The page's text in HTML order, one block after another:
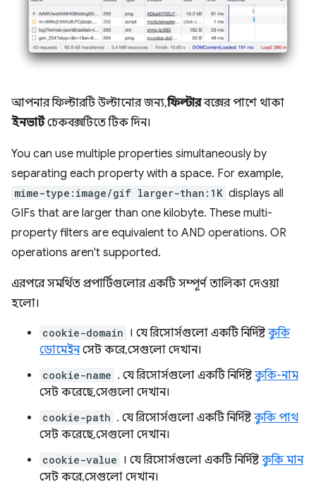
আপনার ফিল্টারটি উল্টানোর জন্য,ফিল্টারবক্সের পাশে থাকা
ইনভার্টচেকবক্সটিতে টিক দিন।
You can use multiple properties simultaneously by
separating each property with a space. For example,
mime-type:image/gif larger-than:1K displays all
GIFs that are larger than one kilobyte. These multi-
property filters are equivalent to AND operations. OR
operations aren't supported.
এরপরে সমর্থিত প্রপার্টিগুলোর একটি সম্পূর্ণ তালিকা দেওয়া
হলো।
cookie-domain । যে রিসোর্সগুলো একটি নির্দিষ্টকুকি
ডোমেইনসেট করে, সেগুলো দেখান।
cookie-name . যে রিসোর্সগুলো একটি নির্দিষ্টকুকি-নাম
সেট করেছে, সেগুলো দেখান।
cookie-path . যে রিসোর্সগুলো একটি নির্দিষ্টকুকি পাথ
সেট করেছে, সেগুলো দেখান।
cookie-value । যে রিসোর্সগুলো একটি নির্দিষ্টকুকি মান
সেট করে, সেগুলো দেখান।